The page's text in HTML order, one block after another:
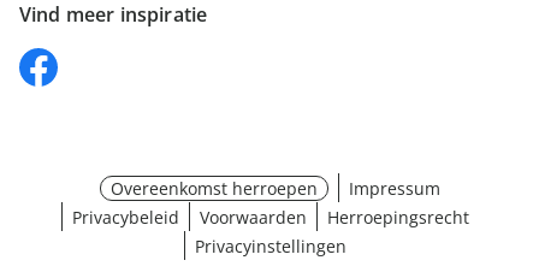
Vind meer inspiratie
Overeenkomst herroepen
Impressum
Privacybeleid
Voorwaarden
Herroepingsrecht
Privacyinstellingen